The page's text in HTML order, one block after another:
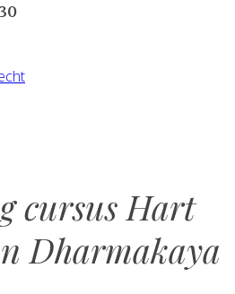
cursus Hart
Dharmakaya